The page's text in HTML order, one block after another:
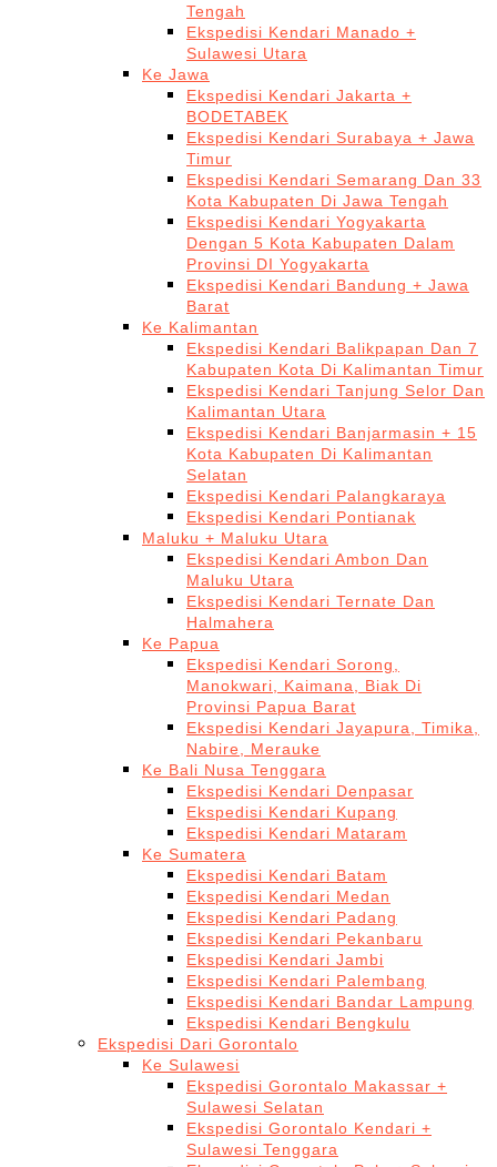
Tengah
Ekspedisi Kendari Manado +
Sulawesi Utara
Ke Jawa
Ekspedisi Kendari Jakarta +
BODETABEK
Ekspedisi Kendari Surabaya + Jawa
Timur
Ekspedisi Kendari Semarang Dan 33
Kota Kabupaten Di Jawa Tengah
Ekspedisi Kendari Yogyakarta
Dengan 5 Kota Kabupaten Dalam
Provinsi DI Yogyakarta
Ekspedisi Kendari Bandung + Jawa
Barat
Ke Kalimantan
Ekspedisi Kendari Balikpapan Dan 7
Kabupaten Kota Di Kalimantan Timur
Ekspedisi Kendari Tanjung Selor Dan
Kalimantan Utara
Ekspedisi Kendari Banjarmasin + 15
Kota Kabupaten Di Kalimantan
Selatan
Ekspedisi Kendari Palangkaraya
Ekspedisi Kendari Pontianak
Maluku + Maluku Utara
Ekspedisi Kendari Ambon Dan
Maluku Utara
Ekspedisi Kendari Ternate Dan
Halmahera
Ke Papua
Ekspedisi Kendari Sorong,
Manokwari, Kaimana, Biak Di
Provinsi Papua Barat
Ekspedisi Kendari Jayapura, Timika,
Nabire, Merauke
Ke Bali Nusa Tenggara
Ekspedisi Kendari Denpasar
Ekspedisi Kendari Kupang
Ekspedisi Kendari Mataram
Ke Sumatera
Ekspedisi Kendari Batam
Ekspedisi Kendari Medan
Ekspedisi Kendari Padang
Ekspedisi Kendari Pekanbaru
Ekspedisi Kendari Jambi
Ekspedisi Kendari Palembang
Ekspedisi Kendari Bandar Lampung
Ekspedisi Kendari Bengkulu
Ekspedisi Dari Gorontalo
Ke Sulawesi
Ekspedisi Gorontalo Makassar +
Sulawesi Selatan
Ekspedisi Gorontalo Kendari +
Sulawesi Tenggara